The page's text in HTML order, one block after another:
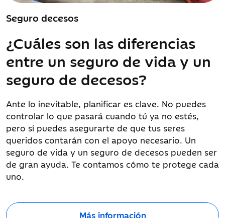
Seguro decesos
¿Cuáles son las diferencias
entre un seguro de vida y un
seguro de decesos?
Ante lo inevitable, planificar es clave. No puedes
controlar lo que pasará cuando tú ya no estés,
pero sí puedes asegurarte de que tus seres
queridos contarán con el apoyo necesario. Un
seguro de vida y un seguro de decesos pueden ser
de gran ayuda. Te contamos cómo te protege cada
uno.
Más información